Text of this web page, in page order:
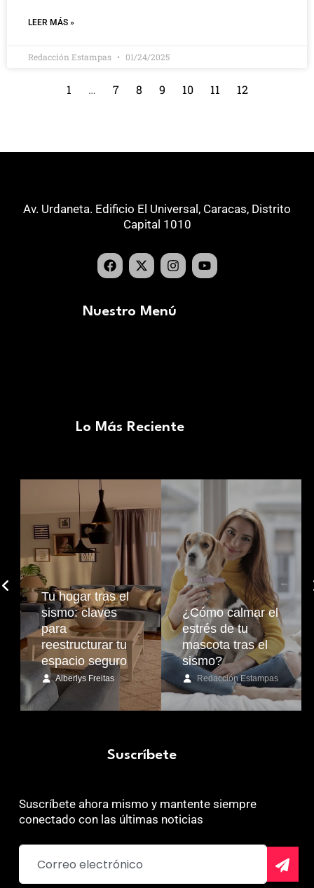
LEER MÁS »
Redacción Estampas 01/24/2025
1 … 7 8 9 10 11 12
Av. Urdaneta. Edificio El Universal, Caracas, Distrito
Capital 1010
Nuestro Menú
Lo Más Reciente
Tu hogar tras el
sismo: claves
para
reestructurar tu
espacio seguro
Alberlys Freitas
¿Cómo calmar el
estrés de tu
mascota tras el
sismo?
Redacción Estampas
Suscríbete
Suscríbete ahora mismo y mantente siempre
conectado con las últimas noticias